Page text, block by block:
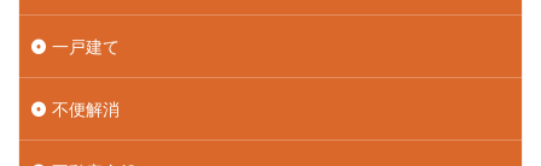
一戸建て
不便解消